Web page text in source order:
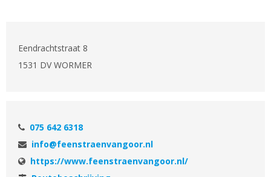
Eendrachtstraat 8
1531 DV WORMER
075 642 6318
info@feenstraenvangoor.nl
https://www.feenstraenvangoor.nl/